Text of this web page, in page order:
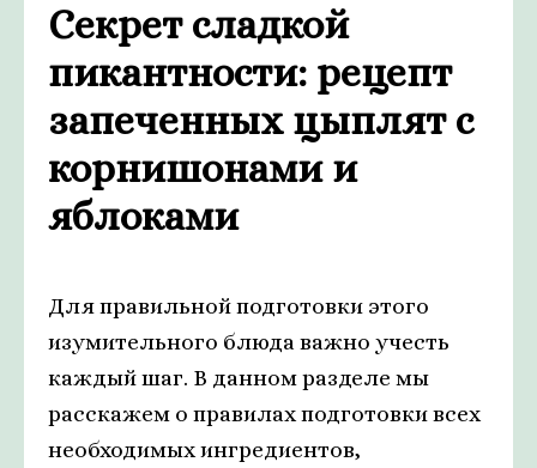
Секрет сладкой
пикантности: рецепт
запеченных цыплят с
корнишонами и
яблоками
Для правильной подготовки этого
изумительного блюда важно учесть
каждый шаг. В данном разделе мы
расскажем о правилах подготовки всех
необходимых ингредиентов,